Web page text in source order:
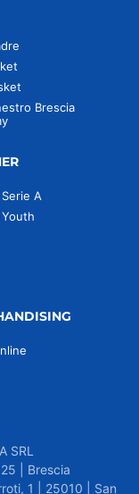
Brescia
A
SRL
| Brescia
1 | 25010 | San